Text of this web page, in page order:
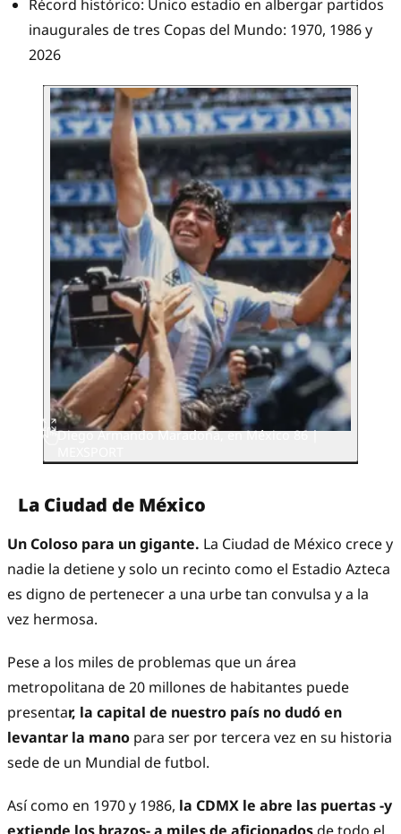
Récord histórico: Único estadio en albergar partidos
inaugurales de tres Copas del Mundo: 1970, 1986 y
2026
Diego Armando Maradona, en México 86 |
La Ciudad de México
Un Coloso para un gigante. La Ciudad de México crece y
nadie la detiene y solo un recinto como el Estadio Azteca
es digno de pertenecer a una urbe tan convulsa y a la
vez hermosa.
Pese a los miles de problemas que un área
metropolitana de 20 millones de habitantes puede
presentar, la capital de nuestro país no dudó en
levantar la mano para ser por tercera vez en su historia
sede de un Mundial de futbol.
Así como en 1970 y 1986, la CDMX le abre las puertas -y